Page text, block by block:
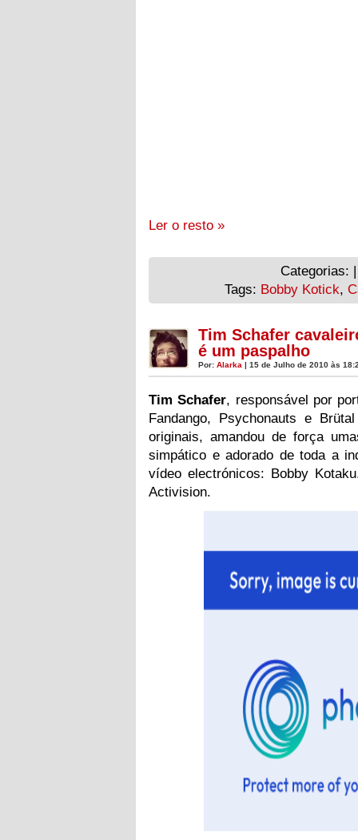
Ler o resto »
Categorias:
Tags: Bobby Kotick,
Tim Schafer
é um paspalho
Por: Alarka | 15 de Julho de 2010 às
Tim Schafer, responsável por
Fandango, Psychonauts e
originais, amandou de força
simpático e adorado de toda a
vídeo electrónicos: Bobby
Activision.